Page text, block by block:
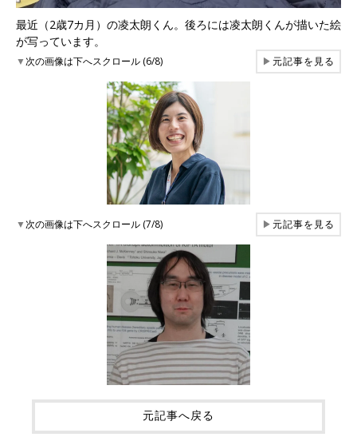
最近（2歳7カ月）の凌太朗くん。後ろには凌太朗くんが描いた絵
が写っています。
▼次の画像は下へスクロール (6/8) ▶元記事を見る
▼次の画像は下へスクロール (7/8) ▶元記事を見る
元記事へ戻る